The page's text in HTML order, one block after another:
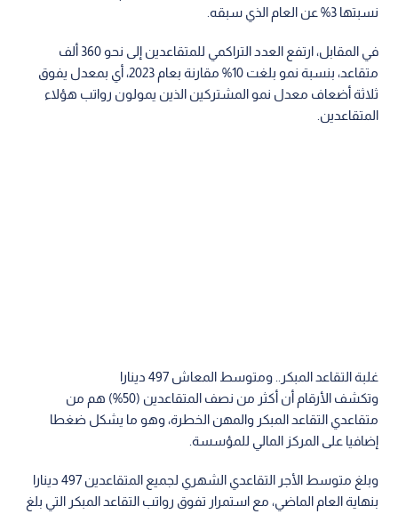
نسبتها 3% عن العام الذي سبقه.
في المقابل، ارتفع العدد التراكمي للمتقاعدين إلى نحو 360 ألف
متقاعد، بنسبة نمو بلغت 10% مقارنة بعام 2023، أي بمعدل يفوق
ثلاثة أضعاف معدل نمو المشتركين الذين يمولون رواتب هؤلاء
المتقاعدين.
غلبة التقاعد المبكر.. ومتوسط المعاش 497 دينارا
وتكشف الأرقام أن أكثر من نصف المتقاعدين (50%) هم من
متقاعدي التقاعد المبكر والمهن الخطرة، وهو ما يشكل ضغطا
إضافيا على المركز المالي للمؤسسة.
وبلغ متوسط الأجر التقاعدي الشهري لجميع المتقاعدين 497 دينارا
بنهاية العام الماضي، مع استمرار تفوق رواتب التقاعد المبكر التي بلغ